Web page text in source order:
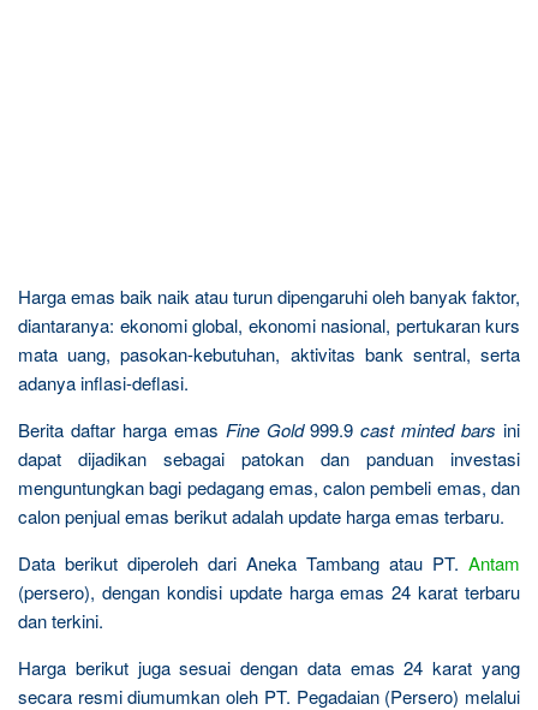
Harga emas baik naik atau turun dipengaruhi oleh banyak faktor,
diantaranya: ekonomi global, ekonomi nasional, pertukaran kurs
mata uang, pasokan-kebutuhan, aktivitas bank sentral, serta
adanya inflasi-deflasi.
Berita daftar harga emas Fine Gold999.9cast minted barsini
dapat dijadikan sebagai patokan dan panduan investasi
menguntungkan bagi pedagang emas, calon pembeli emas, dan
calon penjual emas berikut adalah update harga emas terbaru.
Data berikut diperoleh dari Aneka Tambang atau PT. Antam
(persero), dengan kondisi update harga emas 24 karat terbaru
dan terkini.
Harga berikut juga sesuai dengan data emas 24 karat yang
secara resmi diumumkan oleh PT. Pegadaian (Persero) melalui